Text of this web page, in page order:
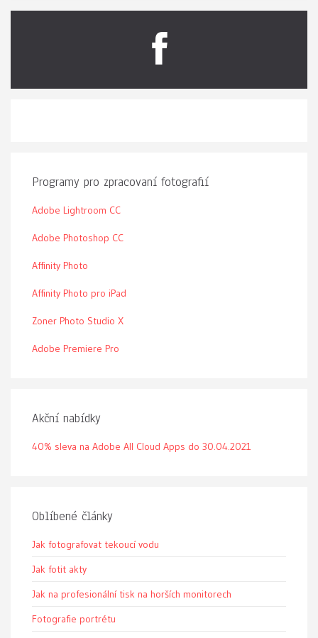
Programy pro zpracovaní fotografií
Adobe Lightroom CC
Adobe Photoshop CC
Affinity Photo
Affinity Photo pro iPad
Zoner Photo Studio X
Adobe Premiere Pro
Akční nabídky
40% sleva na Adobe All Cloud Apps do 30.04.2021
Oblíbené články
Jak fotografovat tekoucí vodu
Jak fotit akty
Jak na profesionální tisk na horších monitorech
Fotografie portrétu